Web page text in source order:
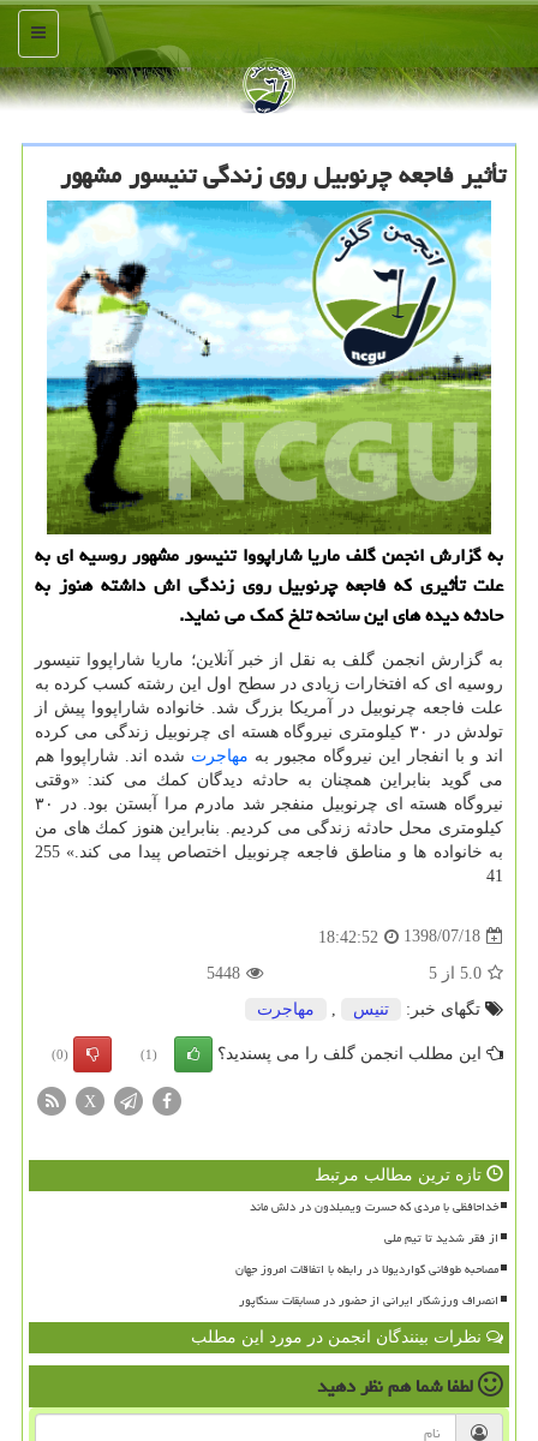
منو
تأثیر فاجعه چرنوبیل روی زندگی تنیسور مشهور
به گزارش انجمن گلف ماریا شاراپووا تنیسور مشهور روسیه ای به
علت تأثیری كه فاجعه چرنوبیل روی زندگی اش داشته هنوز به
حادثه دیده های این سانحه تلخ كمك می نماید.
به گزارش انجمن گلف به نقل از خبر آنلاین؛ ماریا شاراپووا تنیسور
روسیه ای كه افتخارات زیادی در سطح اول این رشته كسب كرده به
علت فاجعه چرنوبیل در آمریكا بزرگ شد. خانواده شاراپووا پیش از
تولدش در ۳۰ كیلومتری نیروگاه هسته ای چرنوبیل زندگی می كرده
اند و با انفجار این نیروگاه مجبور به مهاجرت شده اند. شاراپووا هم
می گوید بنابراین همچنان به حادثه دیدگان كمك می كند: «وقتی
نیروگاه هسته ای چرنوبیل منفجر شد مادرم مرا آبستن بود. در ۳۰
كیلومتری محل حادثه زندگی می كردیم. بنابراین هنوز كمك های من
به خانواده ها و مناطق فاجعه چرنوبیل اختصاص پیدا می كند.» 255
41
1398/07/18
18:42:52
5.0 از 5
5448
تگهای خبر:
تنیس مهاجرت
این مطلب انجمن گلف را می پسندید؟ (1)
(0)
X
تازه ترین مطالب مرتبط
خداحافظی با مردی که حسرت ویمبلدون در دلش ماند
از فقر شدید تا تیم ملی
مصاحبه طوفانی گواردیولا در رابطه با اتفاقات امروز جهان
انصراف ورزشکار ایرانی از حضور در مسابقات سنگاپور
نظرات بینندگان انجمن در مورد این مطلب
لطفا شما همنظر دهید